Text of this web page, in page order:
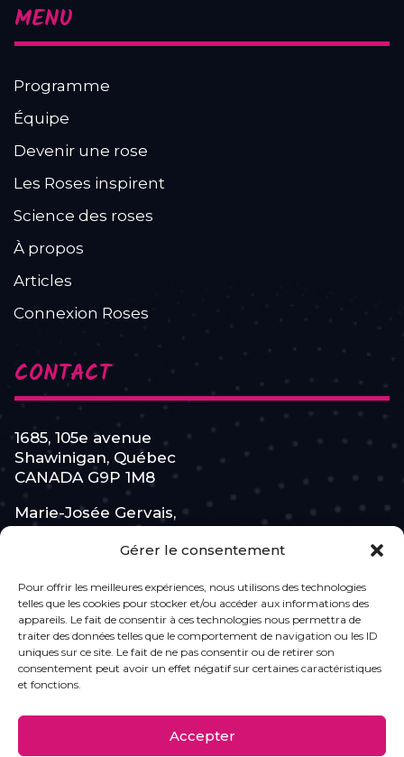
Gérer le consentement
Pour offrir les meilleures expériences, nous utilisons des technologies
telles que les cookies pour stocker et/ou accéder aux informations des
appareils. Le fait de consentir à ces technologies nous permettra de
traiter des données telles que le comportement de navigation ou les ID
uniques sur ce site. Le fait de ne pas consentir ou de retirer son
consentement peut avoir un effet négatif sur certaines caractéristiques
et fonctions.
Accepter
MENU
Programme
Équipe
Devenir une rose
Les Roses inspirent
Science des roses
À propos
Articles
Connexion Roses
CONTACT
1685, 105e avenue
Shawinigan, Québec
CANADA G9P 1M8
Marie-Josée Gervais,
L’Équipe Féminine
819 531-7110
info@lesroses.ca
ABONNEZ-VOUS